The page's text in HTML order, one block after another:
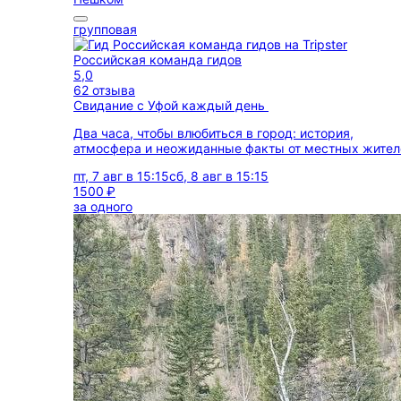
групповая
Российская команда гидов
5,0
62 отзыва
Свидание с Уфой каждый день
Два часа, чтобы влюбиться в город: история,
атмосфера и неожиданные факты от местных
пт, 7 авг в 15:15сб, 8 авг в 15:15
1500 ₽
за одного